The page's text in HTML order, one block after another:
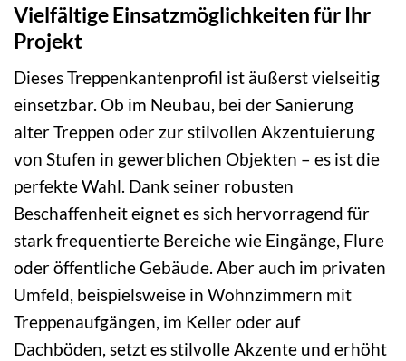
Vielfältige Einsatzmöglichkeiten für Ihr
Projekt
Dieses Treppenkantenprofil ist äußerst vielseitig
einsetzbar. Ob im Neubau, bei der Sanierung
alter Treppen oder zur stilvollen Akzentuierung
von Stufen in gewerblichen Objekten – es ist die
perfekte Wahl. Dank seiner robusten
Beschaffenheit eignet es sich hervorragend für
stark frequentierte Bereiche wie Eingänge, Flure
oder öffentliche Gebäude. Aber auch im privaten
Umfeld, beispielsweise in Wohnzimmern mit
Treppenaufgängen, im Keller oder auf
Dachböden, setzt es stilvolle Akzente und erhöht